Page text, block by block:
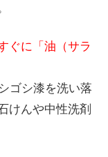
ぐに「油（サラ
ゴシ漆を洗い落
けんや中性洗剤